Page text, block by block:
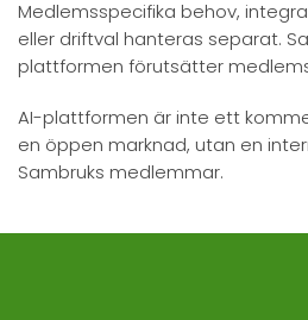
Medlemsspecifika behov,
eller driftval hanteras separat.
plattformen förutsätter
AI-plattformen är inte ett
en öppen marknad, utan en
Sambruks medlemmar.